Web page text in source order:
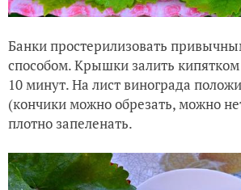
Банки простерилизовать
способом. Крышки залить кипятком
10 минут. На лист винограда
(кончики можно обрезать, можно
плотно запеленать.